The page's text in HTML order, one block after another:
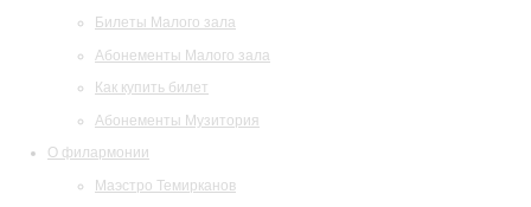
Билеты Малого зала
Абонементы Малого зала
Как купить билет
Абонементы Музитория
О филармонии
Маэстро Темирканов